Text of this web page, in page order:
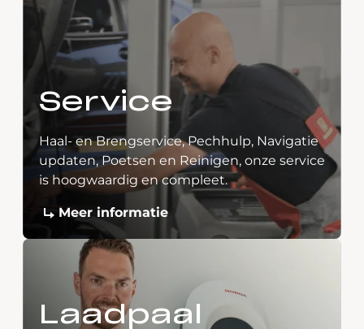
Service
Haal- en Brengservice, Pechhulp, Navigatie
updaten, Poetsen en Reinigen, onze service
is hoogwaardig en compleet.
Meer informatie
Laadpaal